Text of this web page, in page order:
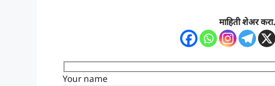
माहिती शेअर करा.
Your name